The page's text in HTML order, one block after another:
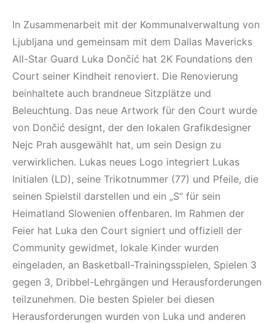
In Zusammenarbeit mit der Kommunalverwaltung von
Ljubljana und gemeinsam mit dem Dallas Mavericks
All-Star Guard Luka Dončić hat 2K Foundations den
Court seiner Kindheit renoviert. Die Renovierung
beinhaltete auch brandneue Sitzplätze und
Beleuchtung. Das neue Artwork für den Court wurde
von Dončić designt, der den lokalen Grafikdesigner
Nejc Prah ausgewählt hat, um sein Design zu
verwirklichen. Lukas neues Logo integriert Lukas
Initialen (LD), seine Trikotnummer (77) und Pfeile, die
seinen Spielstil darstellen und ein „S“ für sein
Heimatland Slowenien offenbaren. Im Rahmen der
Feier hat Luka den Court signiert und offiziell der
Community gewidmet, lokale Kinder wurden
eingeladen, an Basketball-Trainingsspielen, Spielen 3
gegen 3, Dribbel-Lehrgängen und Herausforderungen
teilzunehmen. Die besten Spieler bei diesen
Herausforderungen wurden von Luka und anderen